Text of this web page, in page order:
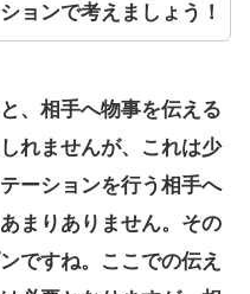
ョンで考えましょう！
、相手へ物事を伝える
れませんが、これは少
ーションを行う相手へ
まりありません。その
ですね。ここでの伝え